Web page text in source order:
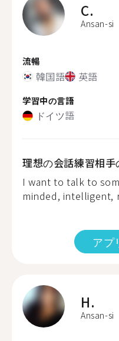
C.
Ansan-si
流暢
韓国語 英語
学習中の言語
ドイツ語
理想の会話練習相手
I want to talk to
minded, intelligent,
アプ
H.
Ansan-si